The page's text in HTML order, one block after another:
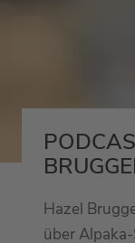
Hazel
über